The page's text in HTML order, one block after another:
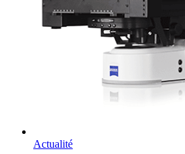
Actualité